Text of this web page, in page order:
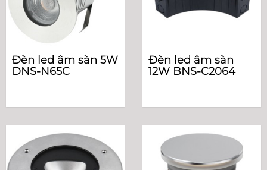
Đèn led âm sàn 5W
DNS-N65C
Đèn led âm sàn
12W BNS-C2064